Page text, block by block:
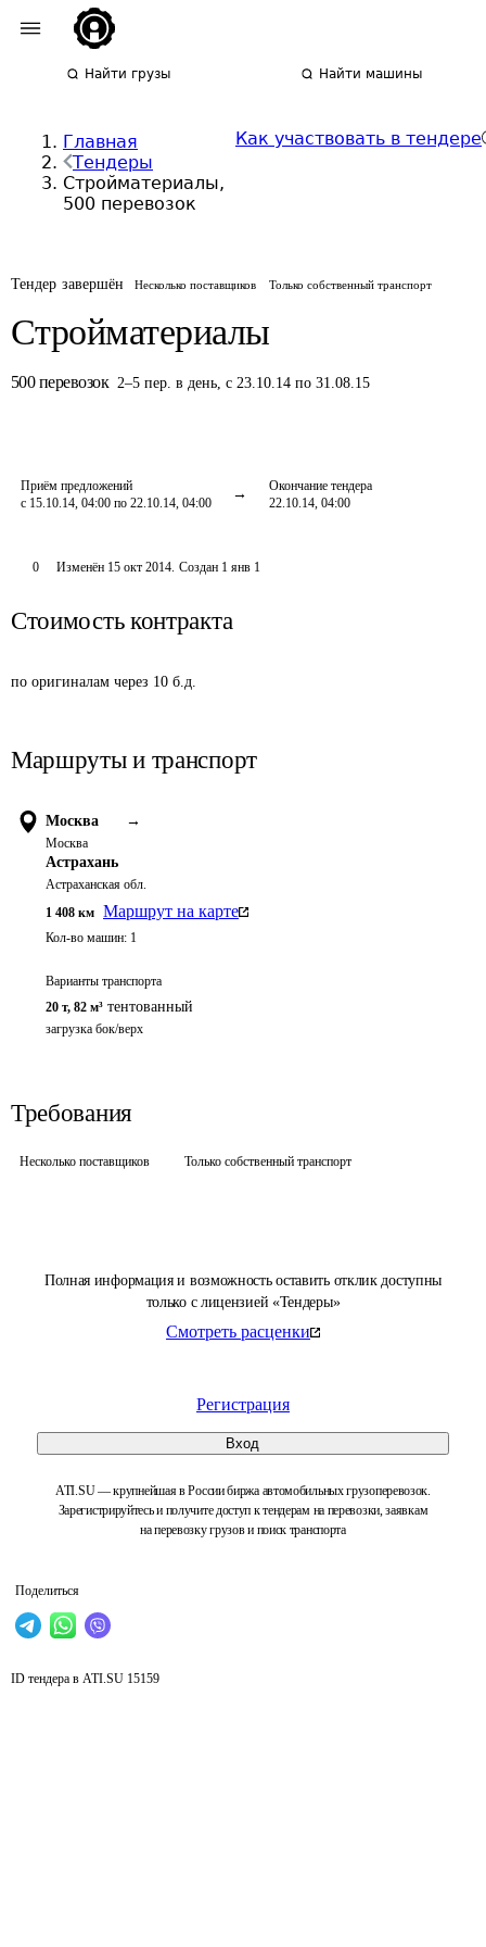
Найти грузы Найти машины
Главная
Тендеры
Стройматериалы,
500 перевозок
Как участвовать в тендере
Тендер завершён Несколько поставщиков Только собственный транспорт
Стройматериалы
500 перевозок 2–5 пер. в день,с 23.10.14 по 31.08.15
Приём предложений
с 15.10.14, 04:00 по 22.10.14, 04:00
Окончание тендера
22.10.14, 04:00
Полная информация и возможность оставить отклик доступны
только с лицензией «Тендеры»
Смотреть расценки
Регистрация
Вход
ATI.SU — крупнейшая в России биржа автомобильных грузоперевозок.
Зарегистрируйтесь и получите доступ к тендерам на перевозки, заявкам
на перевозку грузов и поиск транспорта
Поделиться
0 Изменён 15 окт 2014. Создан 1 янв 1
Стоимость контракта
по оригиналам через 10 б.д.
Маршруты и транспорт
Москва →
Москва
Астрахань
Астраханская обл.
1 408 км Маршрут на карте
Кол-во машин: 1
Варианты транспорта
20 т, 82 м³ тентованный
загрузка бок/верх
Требования
Несколько поставщиков Только собственный транспорт
ID тендера в ATI.SU 15159